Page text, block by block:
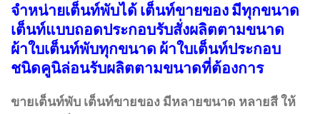
จำหน่ายเต็นท์พับได้ เต็นท์ขายของ มีทุกขนาด
เต็นท์แบบถอดประกอบรับสั่งผลิตตามขนาด
ผ้าใบเต็นท์พับทุกขนาด ผ้าใบเต็นท์ประกอบ
ชนิดคูนิล่อนรับผลิตตามขนาดที่ต้องการ
ขายเต็นท์พับ เต็นท์ขายของ มีหลายขนาด หลายสี ให้